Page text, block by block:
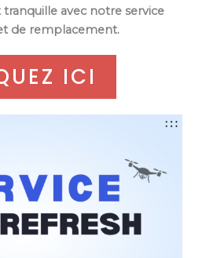
avec notre service
de remplacement.
ICI